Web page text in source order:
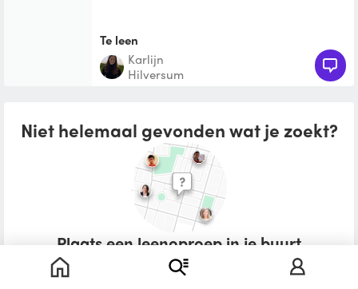
Te leen
Karlijn
Hilversum
Niet helemaal gevonden wat je zoekt?
Plaats een leenoproep in je buurt
Wat zou je willen lenen?